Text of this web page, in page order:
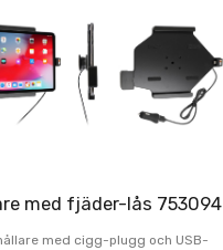
med fjäder-lås 753094
med cigg-plugg och USB-